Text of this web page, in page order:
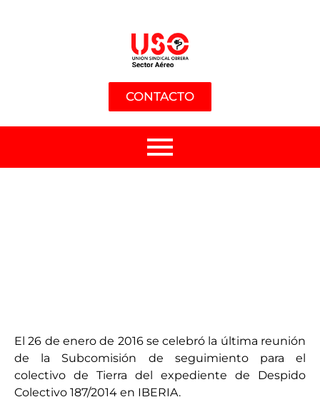
CONTACTO
El 26 de enero de 2016 se celebró la última reunión
de la Subcomisión de seguimiento para el
colectivo de Tierra del expediente de Despido
Colectivo 187/2014 en IBERIA.